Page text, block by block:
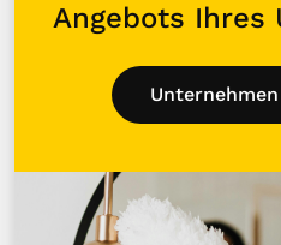
Angebots Ihres